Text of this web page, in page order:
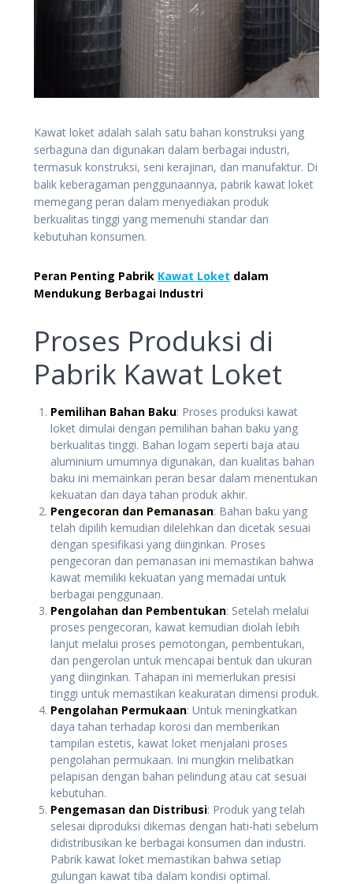
Kawat loket adalah salah satu bahan konstruksi yang
serbaguna dan digunakan dalam berbagai industri,
termasuk konstruksi, seni kerajinan, dan manufaktur. Di
balik keberagaman penggunaannya, pabrik kawat loket
memegang peran dalam menyediakan produk
berkualitas tinggi yang memenuhi standar dan
kebutuhan konsumen.
Peran Penting Pabrik Kawat Loket dalam
Mendukung Berbagai Industri
Proses Produksi di
Pabrik Kawat Loket
Pemilihan Bahan Baku: Proses produksi kawat
loket dimulai dengan pemilihan bahan baku yang
berkualitas tinggi. Bahan logam seperti baja atau
aluminium umumnya digunakan, dan kualitas bahan
baku ini memainkan peran besar dalam menentukan
kekuatan dan daya tahan produk akhir.
Pengecoran dan Pemanasan: Bahan baku yang
telah dipilih kemudian dilelehkan dan dicetak sesuai
dengan spesifikasi yang diinginkan. Proses
pengecoran dan pemanasan ini memastikan bahwa
kawat memiliki kekuatan yang memadai untuk
berbagai penggunaan.
Pengolahan dan Pembentukan: Setelah melalui
proses pengecoran, kawat kemudian diolah lebih
lanjut melalui proses pemotongan, pembentukan,
dan pengerolan untuk mencapai bentuk dan ukuran
yang diinginkan. Tahapan ini memerlukan presisi
tinggi untuk memastikan keakuratan dimensi produk.
Pengolahan Permukaan: Untuk meningkatkan
daya tahan terhadap korosi dan memberikan
tampilan estetis, kawat loket menjalani proses
pengolahan permukaan. Ini mungkin melibatkan
pelapisan dengan bahan pelindung atau cat sesuai
kebutuhan.
Pengemasan dan Distribusi: Produk yang telah
selesai diproduksi dikemas dengan hati-hati sebelum
didistribusikan ke berbagai konsumen dan industri.
Pabrik kawat loket memastikan bahwa setiap
gulungan kawat tiba dalam kondisi optimal.